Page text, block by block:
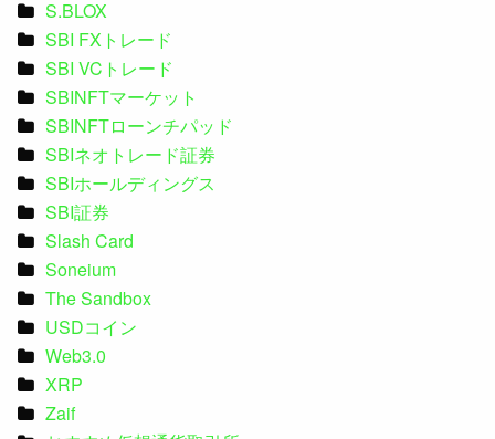
S.BLOX
SBI FXトレード
SBI VCトレード
SBINFTマーケット
SBINFTローンチパッド
SBIネオトレード証券
SBIホールディングス
SBI証券
Slash Card
Soneium
The Sandbox
USDコイン
Web3.0
XRP
Zaif